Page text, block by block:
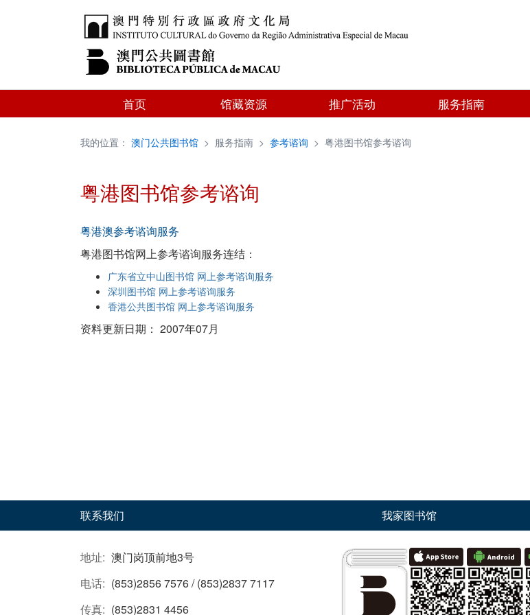
首页 馆藏资源 推广活动 服务指南
我的位置： 澳门公共图书馆 > 服务指南 > 参考谘询 > 粤港图书馆参考谘询
粤港图书馆参考谘询
粤港澳参考谘询服务
粤港图书馆网上参考谘询服务连结：
广东省立中山图书馆 网上参考谘询服务
深圳图书馆 网上参考谘询服务
香港公共图书馆 网上参考谘询服务
资料更新日期： 2007年07月
联系我们 我家图书馆
地址: 澳门岗顶前地3号
电话: (853)2856 7576 / (853)2837 7117
传真: (853)2831 4456